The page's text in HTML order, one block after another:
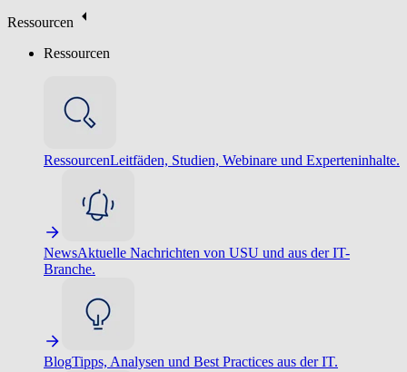
Ressourcen
Ressourcen
RessourcenLeitfäden, Studien, Webinare und Experteninhalte.
NewsAktuelle Nachrichten von USU und aus der IT-
Branche.
BlogTipps, Analysen und Best Practices aus der IT.